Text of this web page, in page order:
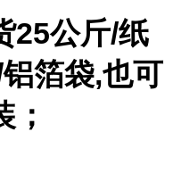
25公斤/纸
箔袋,也可